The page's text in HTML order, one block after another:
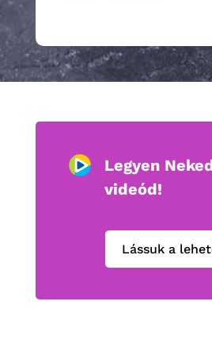
Legyen
videód!
Lássuk a